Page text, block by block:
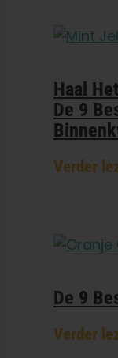
Haal
De 9
Verder
De 9
Verder